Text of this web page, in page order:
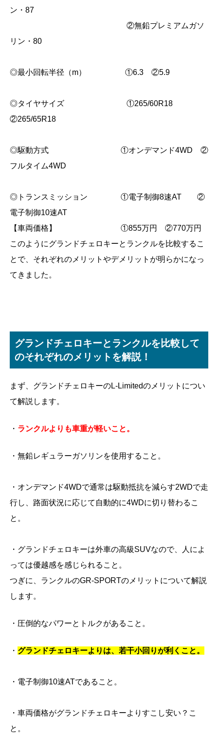
ン・87
②無鉛プレミアムガソ
リン・80
◎最小回転半径（m） ①6.3 ②5.9
◎タイヤサイズ ①265/60R18
②265/65R18
◎駆動方式 ①オンデマンド4WD ②
フルタイム4WD
◎トランスミッション ①電子制御8速AT ②
電子制御10速AT
【車両価格】 ①855万円 ②770万円
このようにグランドチェロキーとランクルを比較するこ
とで、それぞれのメリットやデメリットが明らかになっ
てきました。
グランドチェロキーとランクルを比較して
のそれぞれのメリットを解説！
まず、グランドチェロキーのL-Limitedのメリットについ
て解説します。
・ ランクルよりも車重が軽いこと。
・無鉛レギュラーガソリンを使用すること。
・オンデマンド4WDで通常は駆動抵抗を減らす2WDで走
行し、路面状況に応じて自動的に4WDに切り替わるこ
と。
・グランドチェロキーは外車の高級SUVなので、人によ
っては優越感を感じられること。
つぎに、ランクルのGR-SPORTのメリットについて解説
します。
・圧倒的なパワーとトルクがあること。
・ グランドチェロキーよりは、若干小回りが利くこと。
・電子制御10速ATであること。
・車両価格がグランドチェロキーよりすこし安い？こ
と。